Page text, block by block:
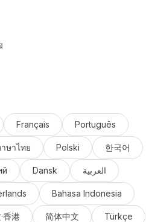
Français Português
ษาไทย Polski 한국어
Dansk العربية
Bahasa Indonesia
香港 简体中文 Türkçe